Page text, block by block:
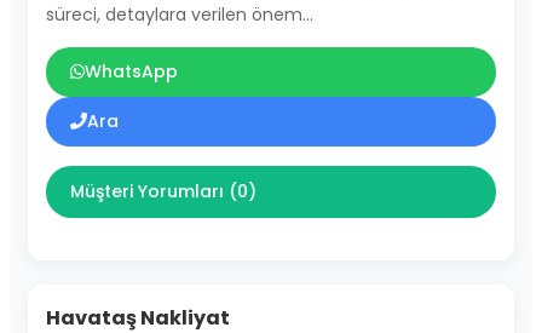
süreci, detaylara verilen önem…
WhatsApp
Ara
Müşteri Yorumları (0)
Havataş Nakliyat